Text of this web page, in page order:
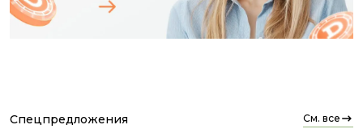
Это идеальный дуэт «2 в 1»: мощная очистка + спа-
уход без лишних баночек. Но всё равно не
спецпредложения см. все